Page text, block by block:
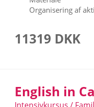
Organisering af
11319 DKK
English in
Intensivkursus /